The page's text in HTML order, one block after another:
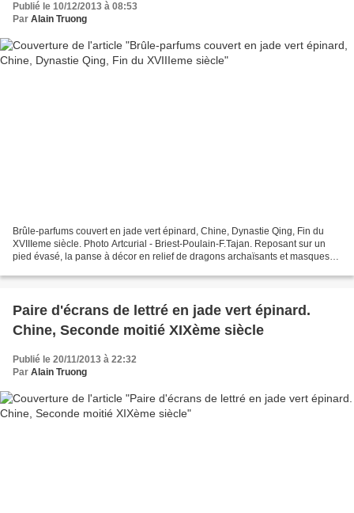
Publié le 10/12/2013 à 08:53
Par Alain Truong
Brûle-parfums couvert en jade vert épinard, Chine, Dynastie Qing, Fin du
XVIIIeme siècle. Photo Artcurial - Briest-Poulain-F.Tajan. Reposant sur un
pied évasé, la panse à décor en relief de dragons archaïsants et masques
Paire d'écrans de lettré en jade vert épinard.
Chine, Seconde moitié XIXème siècle
Publié le 20/11/2013 à 22:32
Par Alain Truong